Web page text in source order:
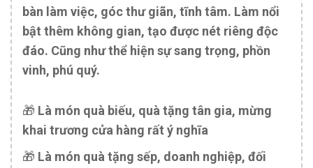
bàn làm việc, góc thư giãn, tĩnh tâm. Làm nổi
bật thêm không gian, tạo được nét riêng độc
đáo. Cũng như thể hiện sự sang trọng, phồn
vinh, phú quý.
🎁 Là món quà biếu, quà tặng tân gia, mừng
khai trương cửa hàng rất ý nghĩa
🎁 Là món quà tặng sếp, doanh nghiệp, đối